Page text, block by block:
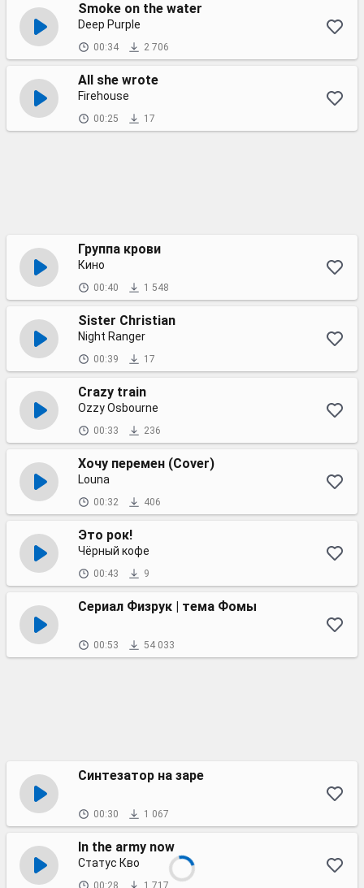
Smoke on the water
Deep Purple
00:34 2 706
All she wrote
Firehouse
00:25 17
Группа крови
Кино
00:40 1 548
Sister Christian
Night Ranger
00:39 17
Crazy train
Ozzy Osbourne
00:33 236
Хочу перемен (Cover)
Louna
00:32 406
Это рок!
Чёрный кофе
00:43 9
Сериал Физрук | тема Фомы
00:53 54 033
Синтезатор на заре
00:30 1 067
In the army now
Статус Кво
00:28 1 717